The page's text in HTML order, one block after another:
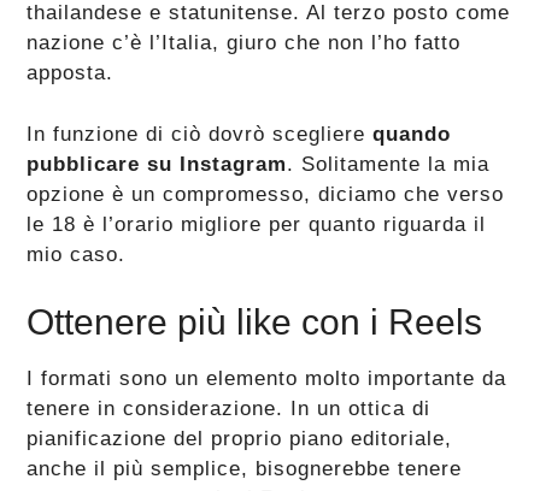
thailandese e statunitense. Al terzo posto come
nazione c’è l’Italia, giuro che non l’ho fatto
apposta.
In funzione di ciò dovrò sceglierequando
pubblicare su Instagram. Solitamente la mia
opzione è un compromesso, diciamo che verso
le 18 è l’orario migliore per quanto riguarda il
mio caso.
Ottenere più like con i Reels
I formati sono un elemento molto importante da
tenere in considerazione. In un ottica di
pianificazione del proprio piano editoriale,
anche il più semplice, bisognerebbe tenere